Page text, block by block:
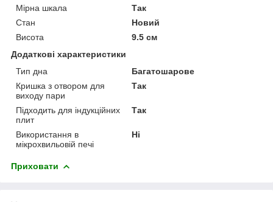
Мірна шкала
Так
Стан
Новий
Висота
9.5 см
Додаткові характеристики
Тип дна
Багатошарове
Кришка з отвором для
виходу пари
Так
Підходить для індукційних
плит
Так
Використання в
мікрохвильовій печі
Ні
Приховати